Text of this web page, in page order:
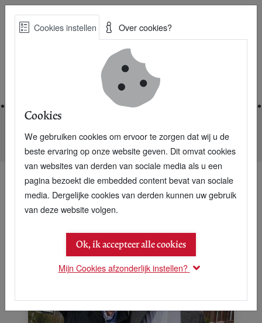
Skip
Best Practices voor een duurzame toekomst
Nieuwsarchief Financiering New World Campus rond
Cookies instellen Over cookies?
Cookies
We gebruiken cookies om ervoor te zorgen dat wij u de
beste ervaring op onze website geven. Dit omvat cookies
van websites van derden van sociale media als u een
pagina bezoekt die embedded content bevat van sociale
media. Dergelijke cookies van derden kunnen uw gebruik
van deze website volgen.
Ok, ik accepteer alle cookies
Mijn Cookies afzonderlijk instellen?